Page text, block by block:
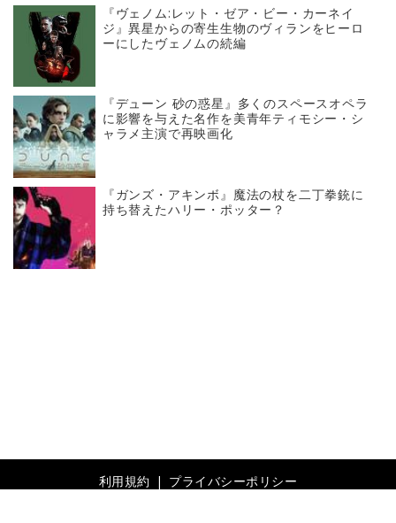
『ヴェノム:レット・ゼア・ビー・カーネイ
ジ』異星からの寄生生物のヴィランをヒーロ
ーにしたヴェノムの続編
『デューン 砂の惑星』多くのスペースオペラ
に影響を与えた名作を美青年ティモシー・シ
ャラメ主演で再映画化
『ガンズ・アキンボ』魔法の杖を二丁拳銃に
持ち替えたハリー・ポッター？
利用規約
プライバシーポリシー